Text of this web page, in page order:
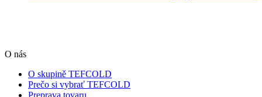
O nás
O skupině TEFCOLD
Prečo si vybrať TEFCOLD
Preprava tovaru